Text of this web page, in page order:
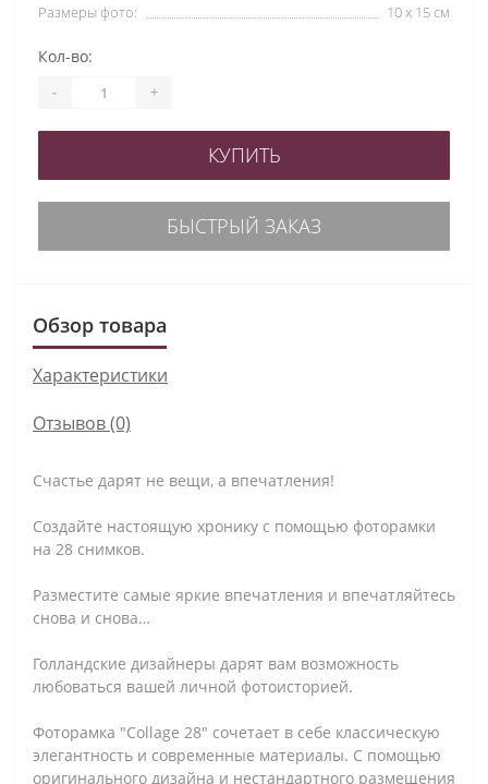
Размеры фото:
10 х 15 см
Кол-во:
- +
КУПИТЬ
БЫСТРЫЙ ЗАКАЗ
Обзор товара
Характеристики
Отзывов (0)
Счастье дарят не вещи, а впечатления!
Создайте настоящую хронику с помощью фоторамки
на 28 снимков.
Разместите самые яркие впечатления и впечатляйтесь
снова и снова…
Голландские дизайнеры дарят вам возможность
любоваться вашей личной фотоисторией.
Фоторамка "Collage 28" сочетает в себе классическую
элегантность и современные материалы. С помощью
оригинального дизайна и нестандартного размещения